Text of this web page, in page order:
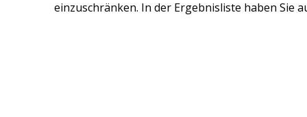
einzuschränken. In der Ergebnisliste haben Sie